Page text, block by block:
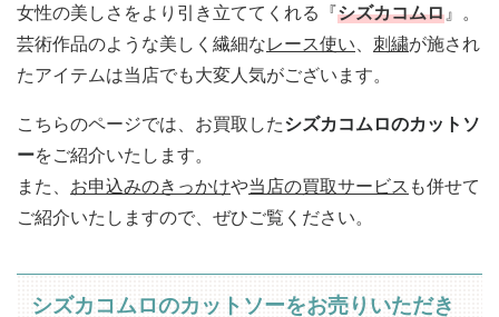
女性の美しさをより引き立ててくれる『シズカコムロ』。
芸術作品のような美しく繊細なレース使い、 刺繍が施され
たアイテムは当店でも大変人気がございます。
こちらのページでは、お買取したシズカコムロのカットソ
ーをご紹介いたします。
また、 お申込みのきっかけや当店の買取サービス も併せて
ご紹介いたしますので、ぜひご覧ください。
シズカコムロのカットソーをお売りいただき